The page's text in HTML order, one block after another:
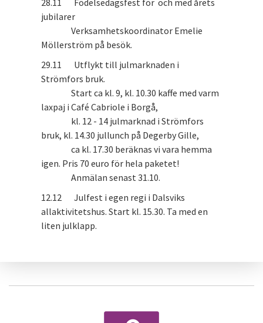
28.11 Födelsedagsfest för och med årets
jubilarer
Verksamhetskoordinator Emelie
Möllerström på besök.
29.11 Utflykt till julmarknaden i
Strömfors bruk.
Start ca kl. 9, kl. 10.30 kaffe med varm
laxpaj i Café Cabriole i Borgå,
kl. 12 - 14 julmarknad i Strömfors
bruk, kl. 14.30 jullunch på Degerby Gille,
ca kl. 17.30 beräknas vi vara hemma
igen. Pris 70 euro för hela paketet!
Anmälan senast 31.10.
12.12 Julfest i egen regi i Dalsviks
allaktivitetshus. Start kl. 15.30. Ta med en
liten julklapp.